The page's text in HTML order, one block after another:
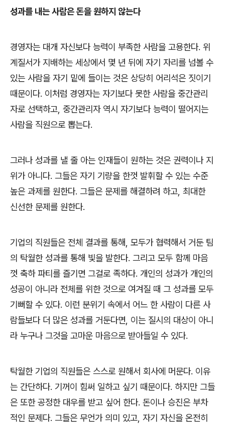
성과를 내는 사람은 돈을 원하지 않는다
경영자는 대개 자신보다 능력이 부족한 사람을 고용한다. 위
계질서가 지배하는 세상에서 몇 년 뒤에 자기 자리를 넘볼 수
있는 사람을 자기 밑에 들이는 것은 상당히 어리석은 짓이기
때문이다. 이처럼 경영자는 자기보다 못한 사람을 중간관리
자로 선택하고, 중간관리자 역시 자기보다 능력이 떨어지는
사람을 직원으로 뽑는다.
그러나 성과를 낼 줄 아는 인재들이 원하는 것은 권력이나 지
위가 아니다. 그들은 자기 기량을 한껏 발휘할 수 있는 수준
높은 과제를 원한다. 그들은 문제를 해결하려 하고 최대한
신선한 문제를 원한다.
기업의 직원들은 전체 결과를 통해 모두가 협력해서 거둔 팀
의 탁월한 성과를 통해 빛을 발한다. 그리고 모두 함께 마음
껏 축하 파티를 즐기면 그걸로 족하다. 개인의 성과가 개인의
성공이 아니라 전체를 위한 것으로 여겨질 때 그 성과를 모두
기뻐할 수 있다. 이런 분위기 속에서 어느 한 사람이 다른 사
람들보다 더 많은 성과를 거둔다면 이는 질시의 대상이 아니
라 누구나 그것을 고마운 마음으로 받아들일 수 있다.
탁월한 기업의 직원들은 스스로 원해서 회사에 머문다. 이유
는 간단하다. 기꺼이 힘써 일하고 싶기 때문이다. 하지만 그들
은 또한 공정한 대우를 받고 싶어 한다. 돈이나 승진은 부차
적인 문제다. 그들은 무언가 의미 있고 자기 자신을 온전히